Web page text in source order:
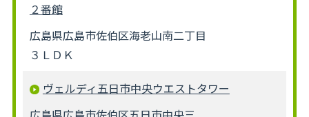
２番館
広島県広島市佐伯区海老山南二丁目
３ＬＤＫ
ヴェルディ五日市中央ウエストタワー